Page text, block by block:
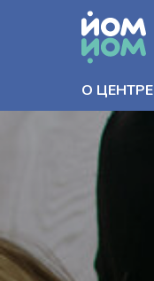
О ЦЕНТРЕ